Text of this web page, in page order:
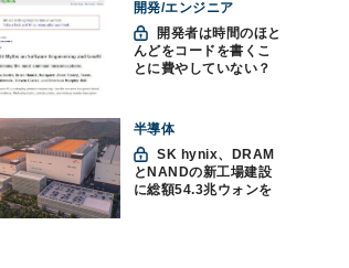
開発/エンジニア
んどをコードを書くこ
とに費やしていない？
つの神話への賛否
半導体
SK hynix、DRAM
とNANDの新工場建設
に総額54.3兆ウォンを